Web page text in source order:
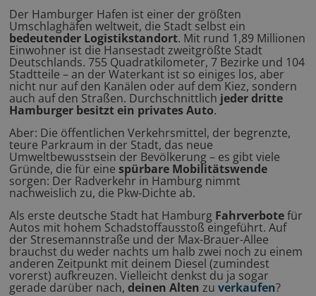
Der Hamburger Hafen ist einer der größten
Umschlaghäfen weltweit, die Stadt selbst ein
bedeutender Logistikstandort. Mit rund 1,89 Millionen
Einwohner ist die Hansestadt zweitgrößte Stadt
Deutschlands. 755 Quadratkilometer, 7 Bezirke und 104
Stadtteile – an der Waterkant ist so einiges los, aber
nicht nur auf den Kanälen oder auf dem Kiez, sondern
auch auf den Straßen. Durchschnittlich jeder dritte
Hamburger besitzt ein privates Auto.
Aber: Die öffentlichen Verkehrsmittel, der begrenzte,
teure Parkraum in der Stadt, das neue
Umweltbewusstsein der Bevölkerung – es gibt viele
Gründe, die für eine spürbare Mobilitätswende
sorgen: Der Radverkehr in Hamburg nimmt
nachweislich zu, die Pkw-Dichte ab.
Als erste deutsche Stadt hat Hamburg Fahrverbotefür
Autos mit hohem Schadstoffausstoß eingeführt. Auf
der Stresemannstraße und der Max-Brauer-Allee
brauchst du weder nachts um halb zwei noch zu einem
anderen Zeitpunkt mit deinem Diesel (zumindest
vorerst) aufkreuzen. Vielleicht denkst du ja sogar
gerade darüber nach, deinen Alten zu verkaufen?